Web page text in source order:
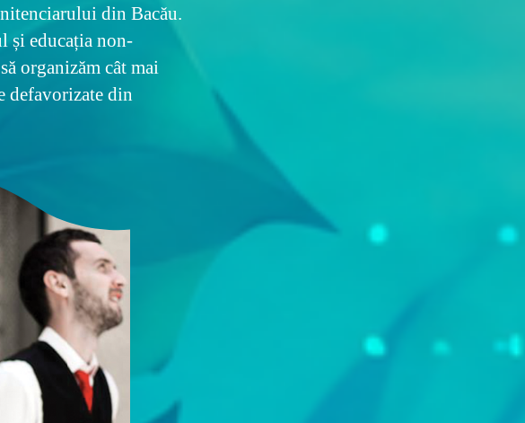
din Bacău.
și educația non-
organizăm cât mai
defavorizate din